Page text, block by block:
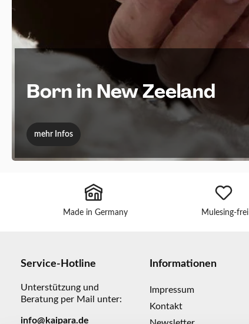
Born in New Zeeland
mehr Infos
Made in Germany Mulesing-frei
Service-Hotline
Unterstützung und
Beratung per Mail unter:
info@kaipara.de
Informationen
Impressum
Kontakt